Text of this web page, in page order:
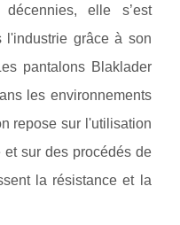
elle s’est
l'industrie grâce à son
pantalons Blaklader
les environnements
repose sur l'utilisation
sur des procédés de
la résistance et la